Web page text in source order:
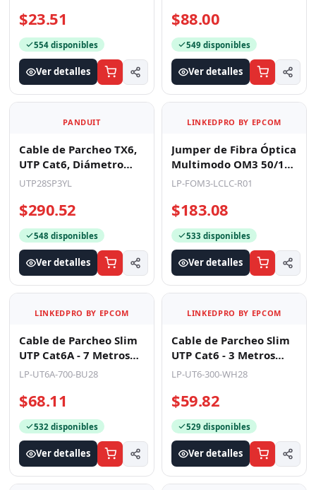
$23.51
554 disponibles
Ver detalles
$88.00
549 disponibles
Ver detalles
PANDUIT
Cable de Parcheo TX6,
UTP Cat6, Diámetro
Reducido (28AWG),
UTP28SP3YL
$290.52
548 disponibles
Ver detalles
LINKEDPRO BY EPCOM
Jumper de Fibra Óptica
Multimodo OM3 50/125
LC-LC OFNR (Riser), 2.0
LP-FOM3-LCLC-R01
$183.08
533 disponibles
Ver detalles
LINKEDPRO BY EPCOM
Cable de Parcheo Slim
UTP Cat6A - 7 Metros
(22.97 Pies) Azul,
LP-UT6A-700-BU28
$68.11
532 disponibles
Ver detalles
LINKEDPRO BY EPCOM
Cable de Parcheo Slim
UTP Cat6 - 3 Metros
(9.84 Pies) Blanco
LP-UT6-300-WH28
$59.82
529 disponibles
Ver detalles